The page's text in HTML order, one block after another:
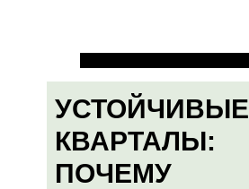
УСТОЙЧИВЫЕ
КВАРТАЛЫ:
ПОЧЕМУ